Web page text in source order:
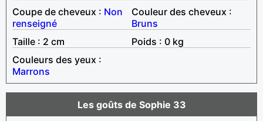
Coupe de cheveux : Non
renseigné
Couleur des cheveux :
Bruns
Taille : 2 cm
Poids : 0 kg
Couleurs des yeux :
Marrons
Les goûts de Sophie 33